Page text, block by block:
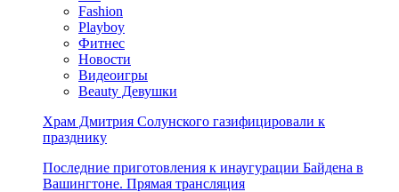
Fashion
Playboy
Фитнес
Новости
Видеоигры
Beauty Девушки
Храм Дмитрия Солунского газифицировали к
празднику
Последние приготовления к инаугурации Байдена в
Вашингтоне. Прямая трансляция